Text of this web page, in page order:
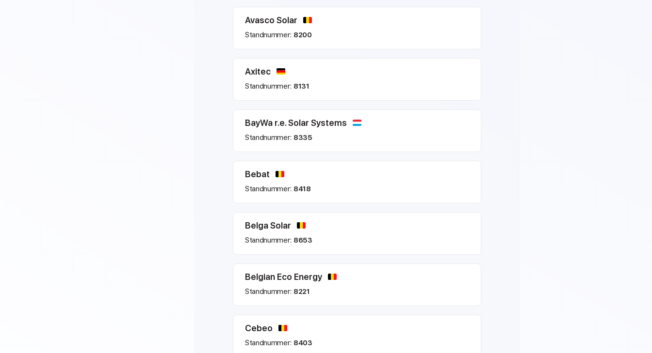
Avasco Solar
Standnummer: 8200
Axitec
Standnummer: 8131
BayWa r.e. Solar Systems
Standnummer: 8335
Bebat
Standnummer: 8418
Belga Solar
Standnummer: 8653
Belgian Eco Energy
Standnummer: 8221
Cebeo
Standnummer: 8403